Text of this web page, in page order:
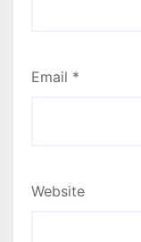
Email *
Website